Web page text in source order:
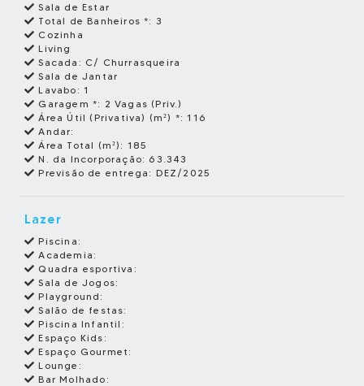
Sala de Estar
Total de Banheiros *: 3
Cozinha
Living
Sacada: C/ Churrasqueira
Sala de Jantar
Lavabo: 1
Garagem *: 2 Vagas (Priv.)
Área Útil (Privativa) (m²) *: 116
Andar:
Área Total (m²): 185
N. da Incorporação:63.343
Previsão de entrega: DEZ/2025
Lazer
Piscina:
Academia:
Quadra esportiva:
Sala de Jogos:
Playground:
Salão de festas:
Piscina Infantil:
Espaço Kids:
Espaço Gourmet:
Lounge:
Bar Molhado: